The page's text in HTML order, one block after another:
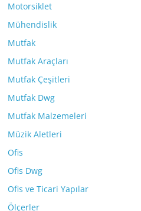
Motorsiklet
Mühendislik
Mutfak
Mutfak Araçları
Mutfak Çeşitleri
Mutfak Dwg
Mutfak Malzemeleri
Müzik Aletleri
Ofis
Ofis Dwg
Ofis ve Ticari Yapılar
Ölçerler